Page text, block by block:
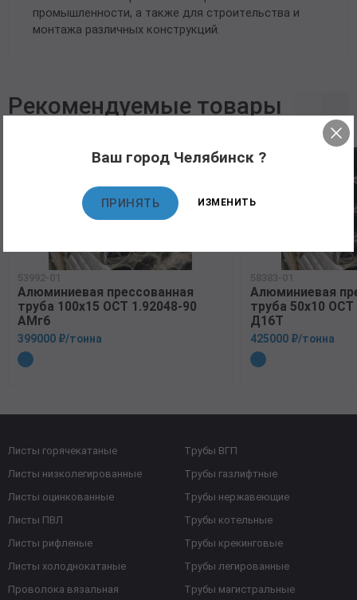
промышленности, а также для строительства и
монтажа различных конструкций.
Рекомендуемые товары
53992-01
Алюминиевая прессованная
труба 100х15 ОСТ 1.92048-90
АМг6
399000 ₽/тонна
58383-01
Алюминиевая
труба 50х10 ОСТ
Д16Т
425000 ₽/тонна
Листы горячекатаные
Листы низколегированные
Листы оцинкованные
Листы ПВЛ
Листы рифленые
Листы холоднокатаные
Проволока вязальная
Трубы ВГП
Трубы газлифтные
Трубы нержавеющие
Трубы котельные
Трубы крекинговые
Трубы легированные
Трубы магистральные
Ваш город Челябинск ?
ПРИНЯТЬ ИЗМЕНИТЬ